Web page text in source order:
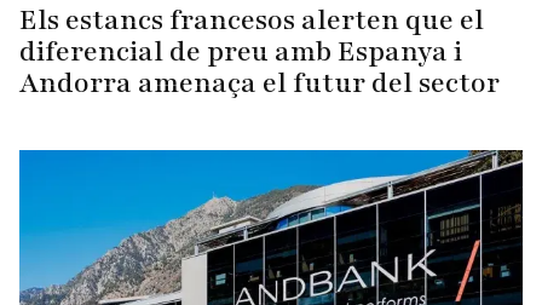
Els estancs francesos alerten que el
diferencial de preu amb Espanya i
Andorra amenaça el futur del sector